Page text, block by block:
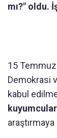
mı?" oldu.
15
Demokrasi
kabul
kuyumcular
araştırmaya